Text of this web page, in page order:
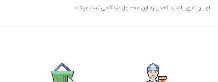
اولین نفری باشید که درباره این محصول دیدگاهی ثبت میکند